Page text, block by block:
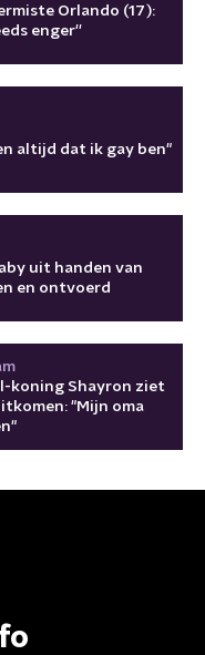
Orlando (17):
enger''
altijd dat ik gay ben"
uit handen van
en ontvoerd
koning Shayron ziet
"Mijn oma